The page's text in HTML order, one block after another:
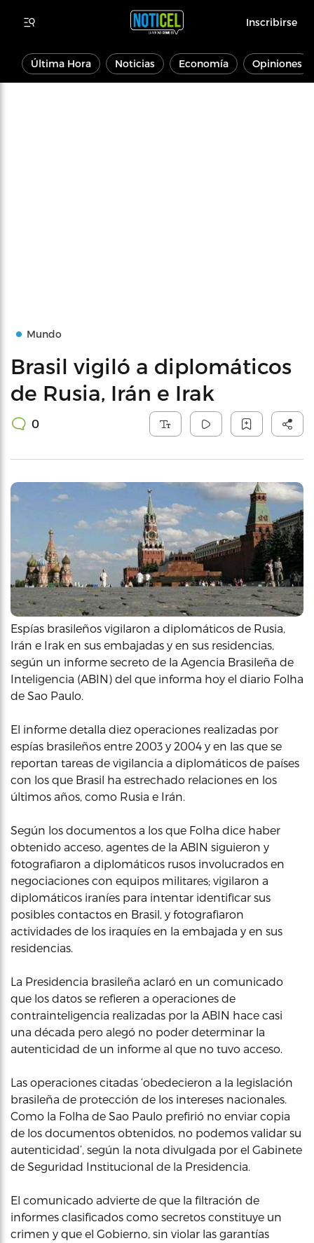
Inscribirse
Última Hora Noticias Economía Opiniones
Mundo
Brasil vigiló a diplomáticos
de Rusia, Irán e Irak
0
Espías brasileños vigilaron a diplomáticos de Rusia,
Irán e Irak en sus embajadas y en sus residencias,
según un informe secreto de la Agencia Brasileña de
Inteligencia (ABIN) del que informa hoy el diario Folha
de Sao Paulo.
El informe detalla diez operaciones realizadas por
espías brasileños entre 2003 y 2004 y en las que se
reportan tareas de vigilancia a diplomáticos de países
con los que Brasil ha estrechado relaciones en los
últimos años, como Rusia e Irán.
Según los documentos a los que Folha dice haber
obtenido acceso, agentes de la ABIN siguieron y
fotografiaron a diplomáticos rusos involucrados en
negociaciones con equipos militares; vigilaron a
diplomáticos iraníes para intentar identificar sus
posibles contactos en Brasil, y fotografiaron
actividades de los iraquíes en la embajada y en sus
residencias.
La Presidencia brasileña aclaró en un comunicado
que los datos se refieren a operaciones de
contrainteligencia realizadas por la ABIN hace casi
una década pero alegó no poder determinar la
autenticidad de un informe al que no tuvo acceso.
Las operaciones citadas ‘obedecieron a la legislación
brasileña de protección de los intereses nacionales.
Como la Folha de Sao Paulo prefirió no enviar copia
de los documentos obtenidos, no podemos validar su
autenticidad’, según la nota divulgada por el Gabinete
de Seguridad Institucional de la Presidencia.
El comunicado advierte de que la filtración de
informes clasificados como secretos constituye un
crimen y que el Gobierno, sin violar las garantías